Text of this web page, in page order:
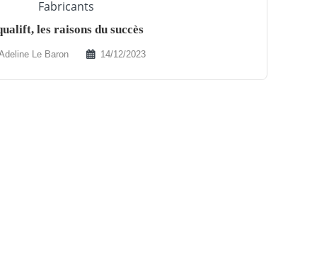
Fabricants
les raisons du succès
Le Baron 14/12/2023